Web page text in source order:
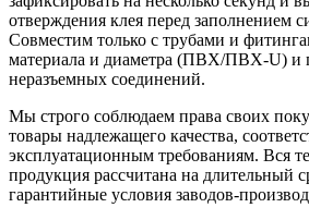
отверждения клея перед заполнением
Совместим только с трубами и
материала и диаметра (ПВХ/ПВХ‑U) и
неразъемных соединений.
Мы строго соблюдаем права своих
товары надлежащего качества,
эксплуатационным требованиям. Вся
продукция рассчитана на длительный
гарантийные условия заводов-